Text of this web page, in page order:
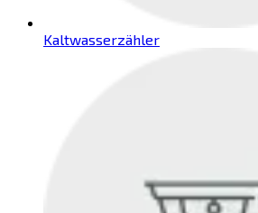
Kaltwasserzähler